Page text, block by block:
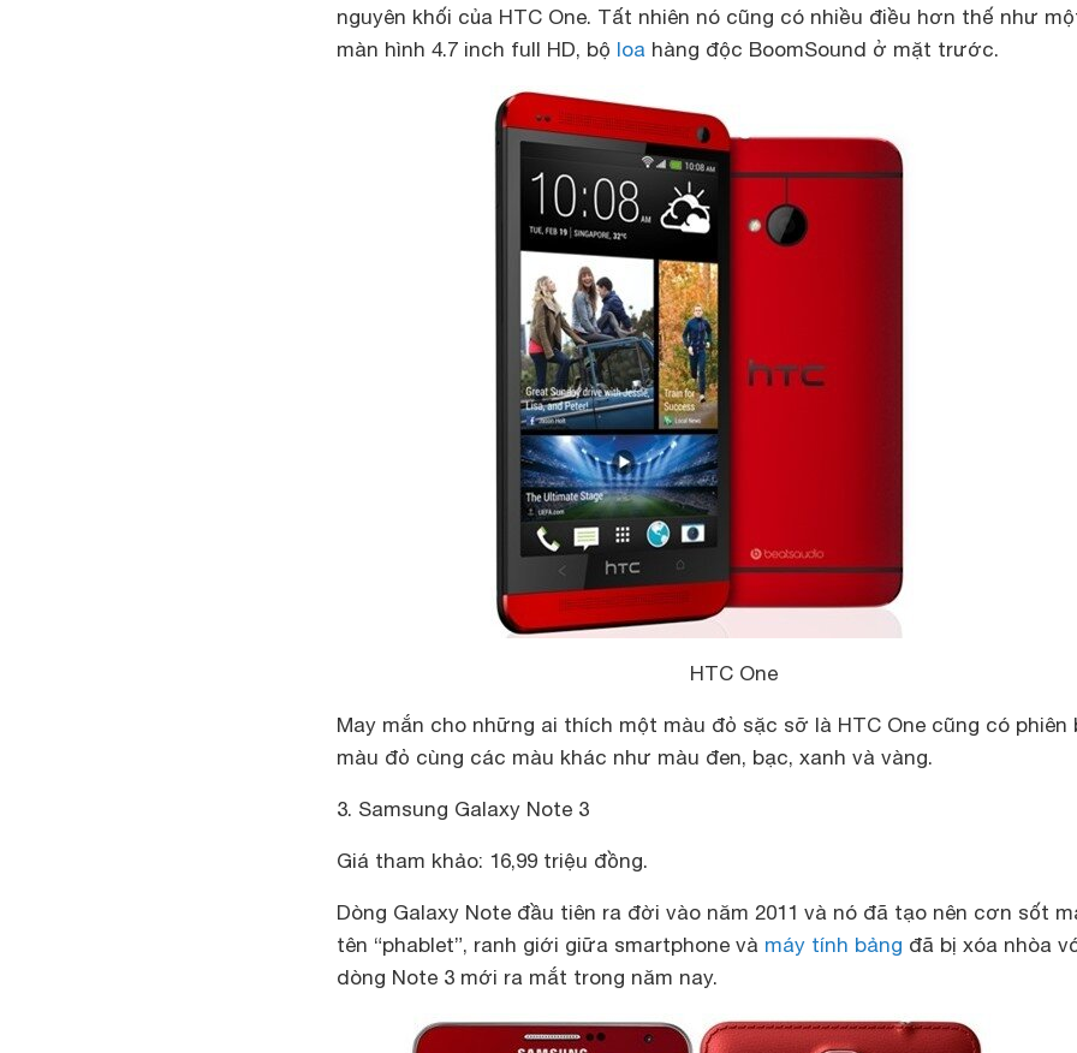
nguyên khối của HTC One. Tất nhiên nó cũng có nhiều điều hơn thế như
màn hình 4.7 inch full HD, bộ loa hàng độc BoomSound ở mặt trước.
HTC One
May mắn cho những ai thích một màu đỏ sặc sỡ là HTC One cũng có phiên
màu đỏ cùng các màu khác như màu đen, bạc, xanh và vàng.
3. Samsung Galaxy Note 3
Giá tham khảo: 16,99 triệu đồng.
Dòng Galaxy Note đầu tiên ra đời vào năm 2011 và nó đã tạo nên cơn sốt
tên “phablet”, ranh giới giữa smartphone và máy tính bảng đã bị xóa nhòa
dòng Note 3 mới ra mắt trong năm nay.